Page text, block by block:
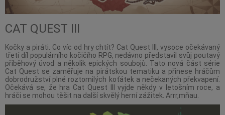
CAT QUEST III
Kočky a piráti. Co víc od hry chtít? Cat Quest III, vysoce očekávaný
třetí díl populárního kočičího RPG, nedávno představil svůj poutavý
příběhový úvod a několik epických soubojů. Tato nová část série
Cat Quest se zaměřuje na pirátskou tematiku a přinese hráčům
dobrodružství plné roztomilých koťátek a nečekaných překvapení.
Očekává se, že hra Cat Quest III vyjde někdy v letošním roce, a
hráči se mohou těšit na další skvělý herní zážitek. Arrr,mňau.